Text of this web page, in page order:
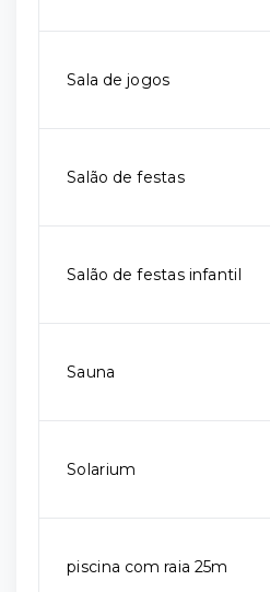
Sala de jogos
Salão de festas
Salão de festas infantil
Sauna
Solarium
piscina com raia 25m